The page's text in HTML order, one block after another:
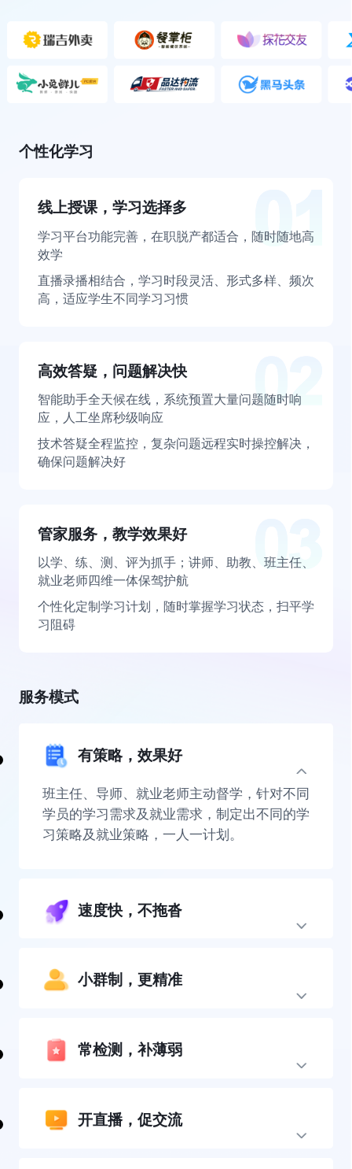
个性化学习
线上授课，学习选择多
学习平台功能完善，在职脱产都适合，随时随地高
效学
直播录播相结合，学习时段灵活、形式多样、频次
高，适应学生不同学习习惯
高效答疑，问题解决快
智能助手全天候在线，系统预置大量问题随时响
应，人工坐席秒级响应
技术答疑全程监控，复杂问题远程实时操控解决，
确保问题解决好
管家服务，教学效果好
以学、练、测、评为抓手；讲师、助教、班主任、
就业老师四维一体保驾护航
个性化定制学习计划，随时掌握学习状态，扫平学
习阻碍
服务模式
有策略，效果好
班主任、导师、就业老师主动督学，针对不同
学员的学习需求及就业需求，制定出不同的学
习策略及就业策略，一人一计划。
速度快，不拖沓
小群制，更精准
常检测，补薄弱
开直播，促交流